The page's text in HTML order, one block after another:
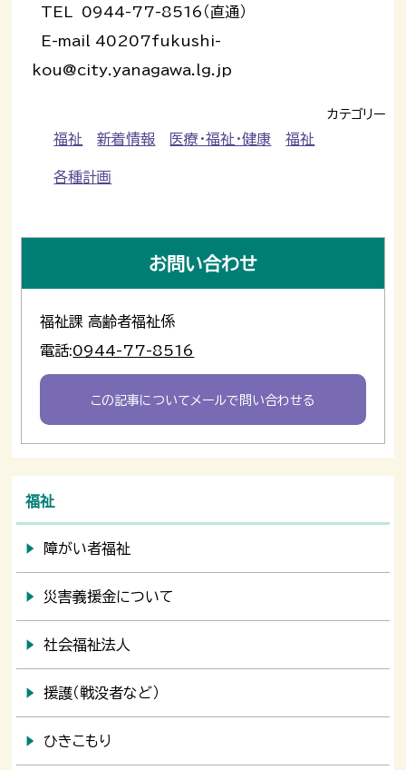
TEL 0944-77-8516（直通）
E-mail 40207fukushi-
kou@city.yanagawa.lg.jp
カテゴリー
福祉 新着情報 医療・福祉・健康 福祉
各種計画
お問い合わせ
福祉課 高齢者福祉係
電話:0944-77-8516
この記事についてメールで問い合わせる
福祉
障がい者福祉
災害義援金について
社会福祉法人
援護（戦没者など）
ひきこもり